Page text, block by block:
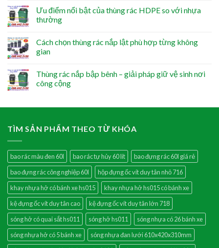
Ưu điểm nổi bật của thùng rác HDPE so với nhựa
thường
Cách chọn thùng rác nắp lật phù hợp từng không
gian
Thùng rác nắp bập bênh – giải pháp giữ vệ sinh nơi
công cộng
TÌM SẢN PHẨM THEO TỪ KHÓA
bao rác màu đen 60l bao rác tự hủy 60 lít
bao đựng rác 60l giá rẻ
bao đựng rác công nghiệp 60l
hộp đựng ốc vít duy tân nhỏ 716
khay nhựa hở có bánh xe hs015
khay nhựa hở hs015 có bánh xe
kệ đựng ốc vít duy tân cao
kệ đựng ốc vít duy tân lớn 718
sóng hở có quai sắt hs011
sóng hở hs011
sóng nhựa có 26 bánh xe
sóng nhựa hở có 5 bánh xe
sóng nhựa đan lưới 610x420x310mm